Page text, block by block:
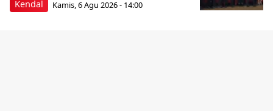
Kendal Kamis, 6 Agu 2026 - 14:00